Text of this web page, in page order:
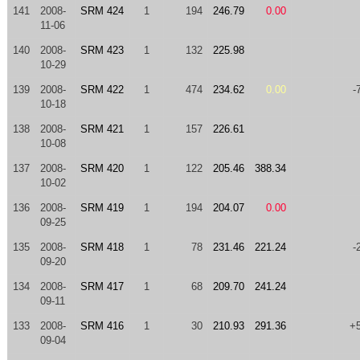
141
2008-
11-06
SRM 424 1 194 246.79 0.00
140
2008-
10-29
SRM 423 1 132 225.98
139
2008-
10-18
SRM 422 1 474 234.62 0.00 -
138
2008-
10-08
SRM 421 1 157 226.61
137
2008-
10-02
SRM 420 1 122 205.46 388.34
136
2008-
09-25
SRM 419 1 194 204.07 0.00
135
2008-
09-20
SRM 418 1 78 231.46 221.24 -
134
2008-
09-11
SRM 417 1 68 209.70 241.24
133
2008-
09-04
SRM 416 1 30 210.93 291.36